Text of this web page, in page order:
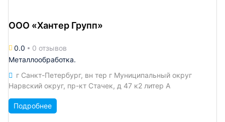
ООО «Хантер Групп»
0.0
0 отзывов
Металлообработка.
г Санкт-Петербург, вн тер г Муниципальный округ
Нарвский округ, пр-кт Стачек, д 47 к2 литер А
Подробнее